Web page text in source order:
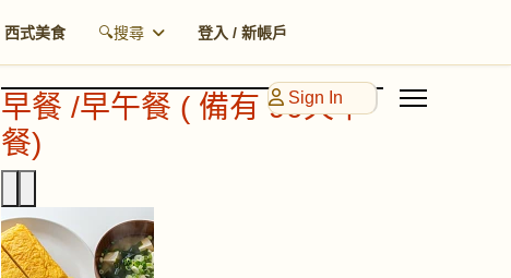
西式美食 🔍搜尋 登入 / 新帳戶
Sign In
早餐 /早午餐 ( 備有 90天早
餐)